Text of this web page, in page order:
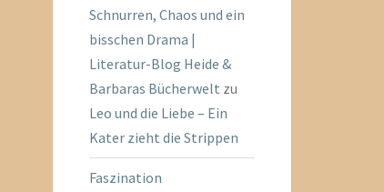
Schnurren, Chaos und ein
bisschen Drama |
Literatur-Blog Heide &
Barbaras Bücherwelt zu
Leo und die Liebe – Ein
Kater zieht die Strippen
Faszination